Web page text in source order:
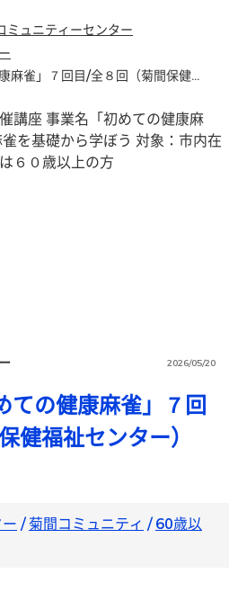
ミュニティーセンター
令和８年度「初めての健康麻雀」７回目/全８回（菊間保健福祉センター）
2026/05/20
ての健康麻雀」７回
健福祉センター）
/菊間コミュニティ /60歳以